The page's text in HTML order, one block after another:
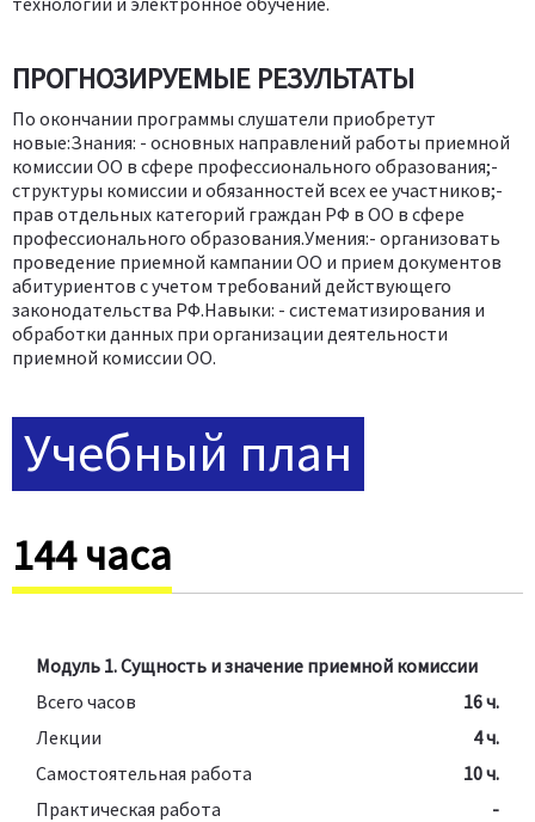
ПРОГНОЗИРУЕМЫЕ РЕЗУЛЬТАТЫ
По окончании программы слушатели приобретут
новые:Знания: - основных направлений работы приемной
комиссии ОО в сфере профессионального образования;-
структуры комиссии и обязанностей всех ее участников;-
прав отдельных категорий граждан РФ в ОО в сфере
профессионального образования.Умения:- организовать
проведение приемной кампании ОО и прием документов
абитуриентов с учетом требований действующего
законодательства РФ.Навыки: - систематизирования и
обработки данных при организации деятельности
приемной комиссии ОО.
Учебный план
144 часа
Модуль 1. Сущность и значение приемной комиссии
Всего часов
16 ч.
Лекции
4 ч.
Самостоятельная работа
10 ч.
Практическая работа
-